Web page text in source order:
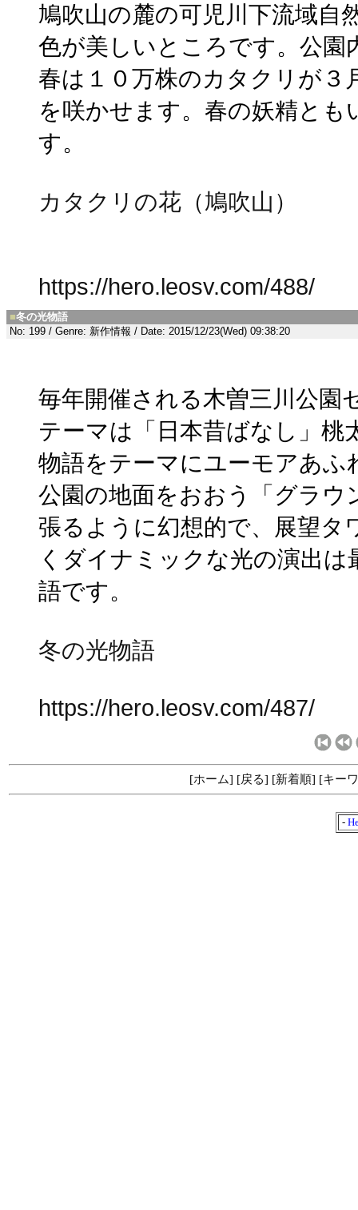
鳩吹山の麓の可児川下流域自
色が美しいところです。公
春は１０万株のカタクリが３
を咲かせます。春の妖精と
す。
カタクリの花（鳩吹山）
https://hero.leosv.com/488/
■冬の光物語
No: 199 / Genre: 新作情報 / Date: 2015/12/23(Wed) 09:38:20
毎年開催される木曽三川公園
テーマは「日本昔ばなし」桃
物語をテーマにユーモアあ
公園の地面をおおう「グラ
張るように幻想的で、展望
くダイナミックな光の演出
語です。
冬の光物語
https://hero.leosv.com/487/
[ホーム] [戻る] [新着順] [キー
-